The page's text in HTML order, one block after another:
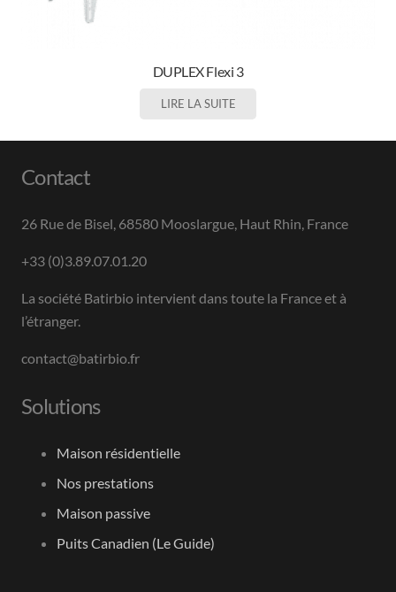
DUPLEX Flexi 3
LIRE LA SUITE
Contact
26 Rue de Bisel, 68580 Mooslargue, Haut Rhin, France
+33 (0)3.89.07.01.20
La société Batirbio intervient dans toute la France et à
l’étranger.
contact@batirbio.fr
Solutions
Maison résidentielle
Nos prestations
Maison passive
Puits Canadien (Le Guide)